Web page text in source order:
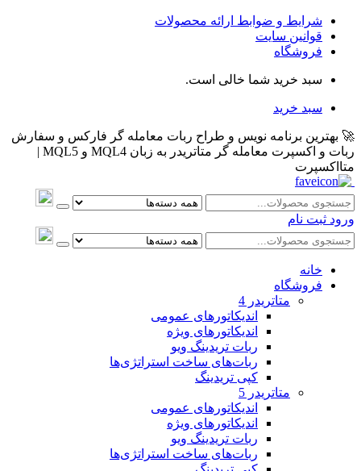
شرایط و ضوابط ارائه محصولات
قوانین سایت
فروشگاه
سبد خرید شما خالی است.
سبد خرید
🚀 بهترین برنامه نویس و طراح ربات معامله گر فارکس و سفارش
ربات و اکسپرت معامله گر متاتریدر به زبان MQL4 و MQL5 |
متااکسپرت
ورود ثبت نام
خانه
فروشگاه
متاتريدر 4
اندیکاتورهای عمومی
اندیکاتورهای ویژه
ربات تریدینگ ویو
ربات‌های ساخت استراتژی‌ها
کپی تریدینگ
متاتريدر 5
اندیکاتورهای عمومی
اندیکاتورهای ویژه
ربات تریدینگ ویو
ربات‌های ساخت استراتژی‌ها